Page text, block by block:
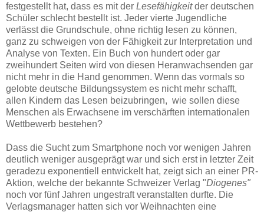
festgestellt hat, dass es mit der Lesefähigkeitder deutschen
Schüler schlecht bestellt ist. Jeder vierte Jugendliche
verlässt die Grundschule, ohne richtig lesen zu können,
ganz zu schweigen von der Fähigkeit zur Interpretation und
Analyse von Texten. Ein Buch von hundert oder gar
zweihundert Seiten wird von diesen Heranwachsenden gar
nicht mehr in die Hand genommen. Wenn das vormals so
gelobte deutsche Bildungssystem es nicht mehr schafft,
allen Kindern das Lesen beizubringen, wie sollen diese
Menschen als Erwachsene im verschärften internationalen
Wettbewerb bestehen?
Dass die Sucht zum Smartphone noch vor wenigen Jahren
deutlich weniger ausgeprägt war und sich erst in letzter Zeit
geradezu exponentiell entwickelt hat, zeigt sich an einer PR-
Aktion, welche der bekannte Schweizer Verlag "Diogenes"
noch vor fünf Jahren ungestraft veranstalten durfte. Die
Verlagsmanager hatten sich vor Weihnachten eine